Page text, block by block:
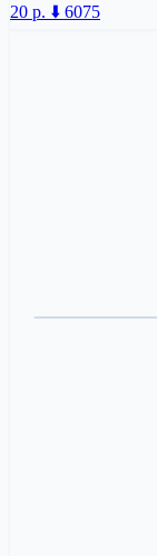
20 p. ⬇️ 6075